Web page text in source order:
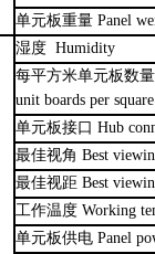
单元板重量 Panel
湿度 Humidity
每平方米单元板数量
unit boards per
单元板接口 Hub
最佳视角 Best
最佳视距 Best
工作温度 Working
单元板供电 Panel